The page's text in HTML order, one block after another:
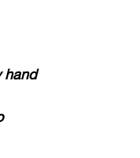
hand